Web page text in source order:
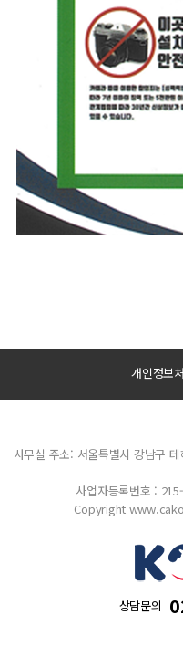
개인정보
사무실 주소: 서울특별시 강남구
사업자등록번호 :
Copyright
상담문의